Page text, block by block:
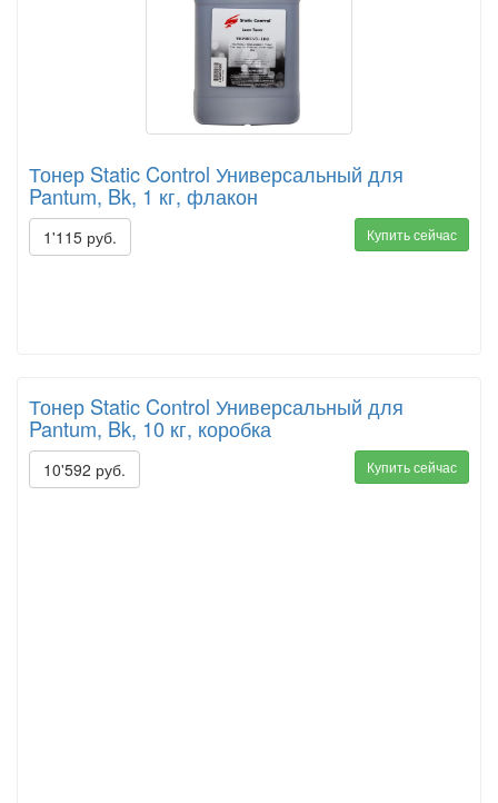
Тонер Static Control Универсальный для
Pantum, Bk, 1 кг, флакон
1'115 руб. Купить сейчас
Тонер Static Control Универсальный для
Pantum, Bk, 10 кг, коробка
10'592 руб. Купить сейчас